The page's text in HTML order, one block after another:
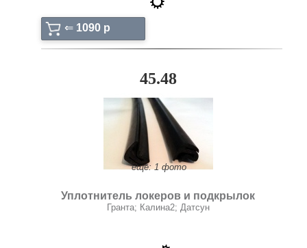
⇐ 1090 p
45.48
ещё: 1 фото
Уплотнитель локеров и подкрылок
Гранта; Калина2; Датсун